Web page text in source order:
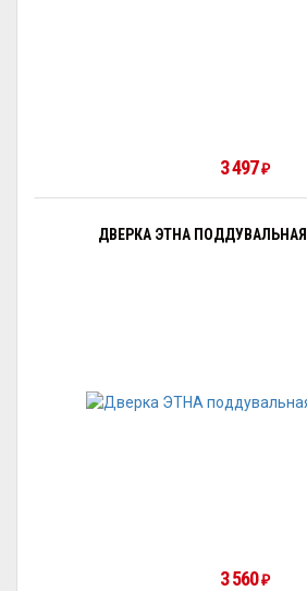
3 497₽
ДВЕРКА ЭТНА ПОДДУВАЛЬНАЯ
3 560₽